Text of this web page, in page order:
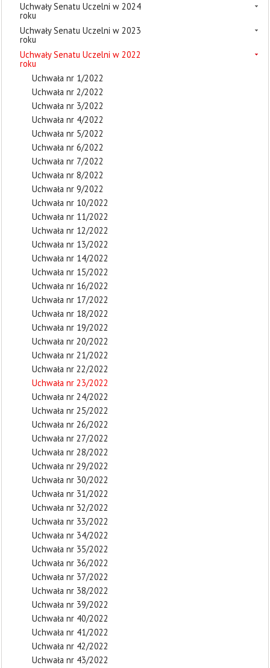
Uchwały Senatu Uczelni w 2024
roku
Uchwały Senatu Uczelni w 2023
roku
Uchwały Senatu Uczelni w 2022
roku
Uchwała nr 1/2022
Uchwała nr 2/2022
Uchwała nr 3/2022
Uchwała nr 4/2022
Uchwała nr 5/2022
Uchwała nr 6/2022
Uchwała nr 7/2022
Uchwała nr 8/2022
Uchwała nr 9/2022
Uchwała nr 10/2022
Uchwała nr 11/2022
Uchwała nr 12/2022
Uchwała nr 13/2022
Uchwała nr 14/2022
Uchwała nr 15/2022
Uchwała nr 16/2022
Uchwała nr 17/2022
Uchwała nr 18/2022
Uchwała nr 19/2022
Uchwała nr 20/2022
Uchwała nr 21/2022
Uchwała nr 22/2022
Uchwała nr 23/2022
Uchwała nr 24/2022
Uchwała nr 25/2022
Uchwała nr 26/2022
Uchwała nr 27/2022
Uchwała nr 28/2022
Uchwała nr 29/2022
Uchwała nr 30/2022
Uchwała nr 31/2022
Uchwała nr 32/2022
Uchwała nr 33/2022
Uchwała nr 34/2022
Uchwała nr 35/2022
Uchwała nr 36/2022
Uchwała nr 37/2022
Uchwała nr 38/2022
Uchwała nr 39/2022
Uchwała nr 40/2022
Uchwała nr 41/2022
Uchwała nr 42/2022
Uchwała nr 43/2022